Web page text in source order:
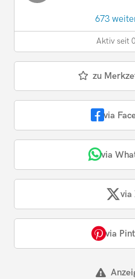
673
Aktiv seit
zu
via
via
via
via